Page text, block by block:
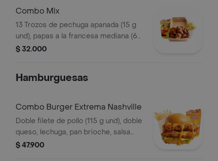
Combo Mix
13 Trozos de pechuga apanada (15 g
und), papas a la francesa mediana (60
g) y gaseosa (325 ml)
$ 32.000
Hamburguesas
Combo Burger Extrema Nashville
Doble filete de pollo (115 g und), doble
queso, lechuga, pan brioche, salsa
picante estilo Nashville, francesa
$ 47.900